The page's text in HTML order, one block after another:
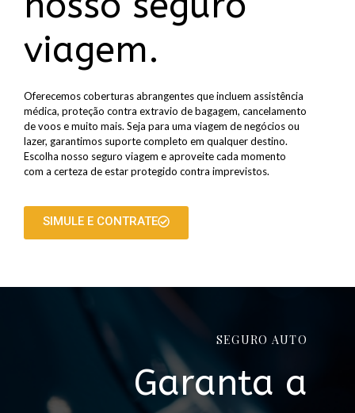
viagem.
Oferecemos coberturas abrangentes que incluem assistência
médica, proteção contra extravio de bagagem, cancelamento
de voos e muito mais. Seja para uma viagem de negócios ou
lazer, garantimos suporte completo em qualquer destino.
Escolha nosso seguro viagem e aproveite cada momento
com a certeza de estar protegido contra imprevistos.
SIMULE E CONTRATE
SEGURO AUTO
Garanta a